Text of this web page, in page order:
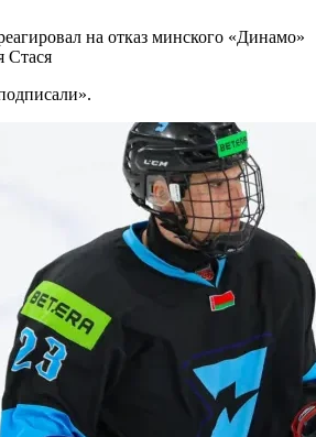
на отказ минского «Динамо»
Стася